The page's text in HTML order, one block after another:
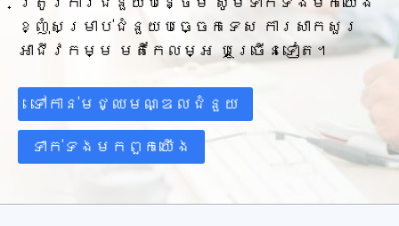
ខ្ញុំសម្រាប់ជំនួយបច្ចេកទេស ការសាកសួរ
អាជីវកម្ម មតិកែលម្អ ឬច្រើនទៀត។
ទៅកាន់មជ្ឈមណ្ឌលជំនួយ
ទាក់ទង​មក​ពួក​យើង